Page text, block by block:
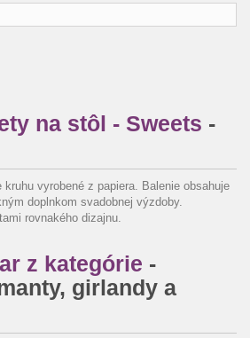
na stôl - Sweets -
vyrobené z papiera. Balenie obsahuje
doplnkom svadobnej výzdoby.
rovnakého dizajnu.
z kategórie -
girlandy a